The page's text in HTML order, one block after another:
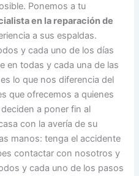
Ponemos a tu
en la reparación de
a sus espaldas.
y cada uno de los días
en todas y cada una de las
lo que nos diferencia del
que ofrecemos a quienes
a poner fin al
con la avería de su
manos: tenga el accidente
contactar con nosotros y
y cada uno de los pasos